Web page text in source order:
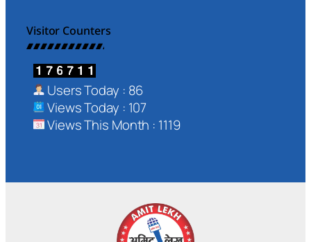
Visitor Counters
Users Today : 86
Views Today : 107
Views This Month : 1119